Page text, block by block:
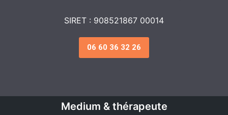
SIRET : 908521867 00014
06 60 36 32 26
Medium & thérapeute